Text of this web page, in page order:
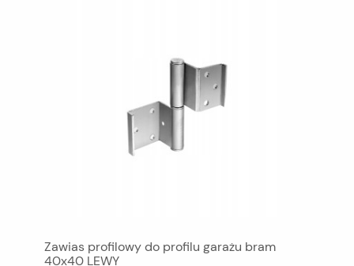
Zawias profilowy do profilu garażu bram
40x40 LEWY